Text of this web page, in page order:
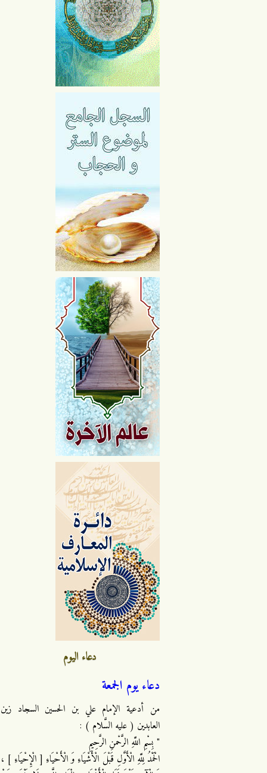
دعاء اليوم
دعاء يوم الجمعة
من أدعية الإمام علي بن الحسين السجاد زين
العابدين ( عليه السَّلام ) :
" بِسْمِ اللَّهِ الرَّحْمنِ الرَّحِيمِ
الْحَمْدُ لِلَّهِ الْأَوَّلِ قَبْلَ الْأَشْيَاءِ وَ الْأَحْيَاءِ [ الْإِحْيَاءِ ] ،